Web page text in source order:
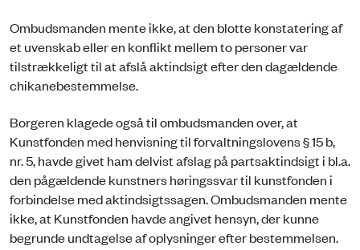
Ombudsmanden mente ikke, at den blotte konstatering af
et uvenskab eller en konflikt mellem to personer var
tilstrækkeligt til at afslå aktindsigt efter den dagældende
chikanebestemmelse.
Borgeren klagede også til ombudsmanden over, at
Kunstfonden med henvisning til forvaltningslovens § 15 b,
nr. 5, havde givet ham delvist afslag på partsaktindsigt i bl.a.
den pågældende kunstners høringssvar til kunstfonden i
forbindelse med aktindsigtssagen. Ombudsmanden mente
ikke, at Kunstfonden havde angivet hensyn, der kunne
begrunde undtagelse af oplysninger efter bestemmelsen.